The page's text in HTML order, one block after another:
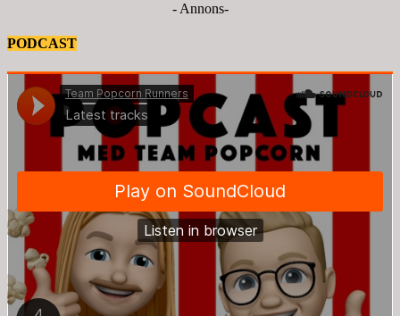
- Annons-
PODCAST